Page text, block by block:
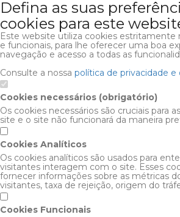
Defina as suas
cookies para este
Este website utiliza cookies estritamente
e funcionais, para lhe oferecer uma boa
navegação e acesso a todas as
Consulte a nossa política de privacidade e
Cookies necessários (obrigatório)
Os cookies necessários são cruciais para
site e o site não funcionará da maneira
Cookies Analíticos
Os cookies analíticos são usados para
visitantes interagem com o site. Esses
fornecer informações sobre as métricas
visitantes, taxa de rejeição, origem do
Cookies Funcionais